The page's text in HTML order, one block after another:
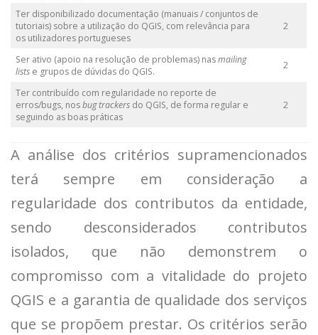
Ter disponibilizado documentação (manuais / conjuntos de
tutoriais) sobre a utilização do QGIS, com relevância para
os utilizadores portugueses
2
Ser ativo (apoio na resolução de problemas) nasmailing
lists e grupos de dúvidas do QGIS.
2
Ter contribuído com regularidade no reporte de
erros/bugs, nosbug trackers do QGIS, de forma regular e
seguindo as boas práticas
2
A análise dos critérios supramencionados
terá sempre em consideração a
regularidade dos contributos da entidade,
sendo desconsiderados contributos
isolados, que não demonstrem o
compromisso com a vitalidade do projeto
QGIS e a garantia de qualidade dos serviços
que se propõem prestar. Os critérios serão